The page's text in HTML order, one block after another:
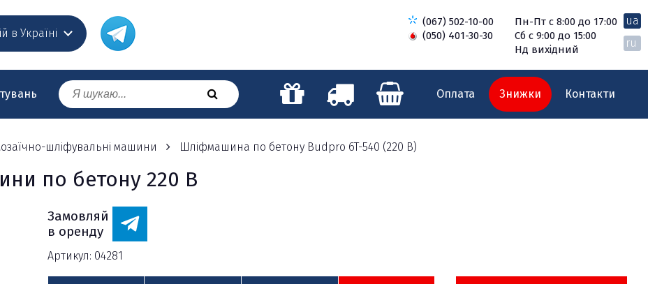
в Україні
Пн-Пт с 8:00 до 17:00
Сб с 9:00 до 15:00
Нд вихідний
(067) 502-10-00
(050) 401-30-30
ua
ru
Контакти
Оплата Знижки
шліфувальні машини Шліфмашина по бетону Budpro 6T-540 (220 В)
по бетону 220 В
Замовляй
в оренду
Артикул: 04281